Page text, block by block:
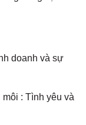
doanh và sự
: Tình yêu và